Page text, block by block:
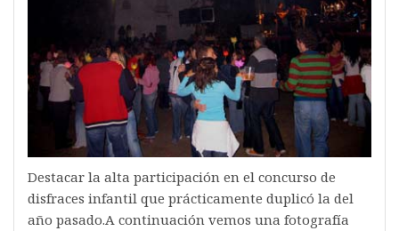
Destacar la alta participación en el concurso de
disfraces infantil que prácticamente duplicó la del
año pasado.A continuación vemos una fotografía